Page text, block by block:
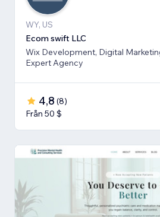
WY, US
Ecom swift LLC
Wix Development, Digital
Expert Agency
4,8 (8)
Från 50 $